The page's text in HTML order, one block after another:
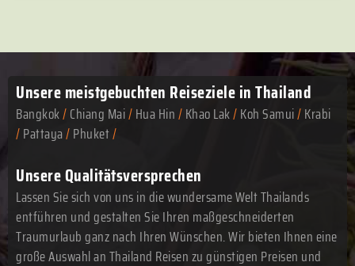
Unsere meistgebuchten Reiseziele in Thailand
Bangkok/Chiang Mai/Hua Hin/Khao Lak/Koh Samui/Krabi
/Pattaya/Phuket/
Unsere Qualitätsversprechen
Lassen Sie sich von uns in die wundersame Welt Thailands
entführen und gestalten Sie Ihren maßgeschneiderten
Traumurlaub ganz nach Ihren Wünschen. Wir bieten Ihnen eine
große Auswahl an Thailand Reisen zu günstigen Preisen und